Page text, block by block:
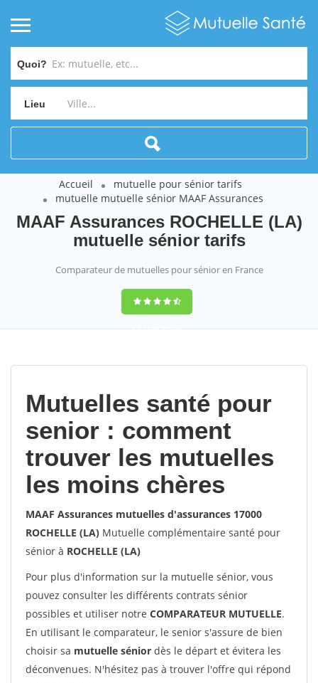
Quoi?
Lieu
Accueil
mutuelle pour sénior tarifs
mutuelle mutuelle sénior MAAF Assurances
MAAF Assurances ROCHELLE (LA)
mutuelle sénior tarifs
Comparateur de mutuelles pour sénior en France
9,2(100%)452
Mutuelles santé pour
senior : comment
trouver les mutuelles
les moins chères
MAAF Assurances mutuelles d'assurances 17000
ROCHELLE (LA) Mutuelle complémentaire santé pour
sénior à ROCHELLE (LA)
Pour plus d'information sur la mutuelle sénior, vous
pouvez consulter les différents contrats sénior
possibles et utiliser notre COMPARATEUR MUTUELLE.
En utilisant le comparateur, le senior s'assure de bien
choisir sa mutuelle sénior dès le départ et évitera les
déconvenues. N'hésitez pas à trouver l'offre qui répond